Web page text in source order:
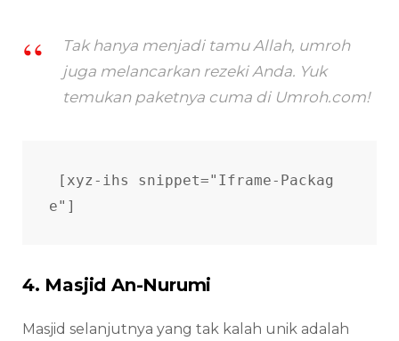
Tak hanya menjadi tamu Allah, umroh
juga melancarkan rezeki Anda. Yuk
temukan paketnya cuma di Umroh.com!
[xyz-ihs snippet="Iframe-Packag
e"]
4. Masjid An-Nurumi
Masjid selanjutnya yang tak kalah unik adalah